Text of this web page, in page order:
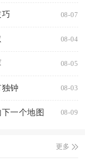
08-07
08-04
08-05
钟 08-03
一个地图 08-09
更多